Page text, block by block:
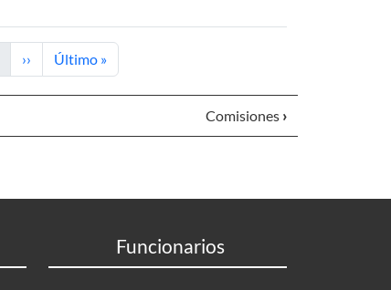
Next page
›› Last page
Último »
Comisiones ›
Funcionarios